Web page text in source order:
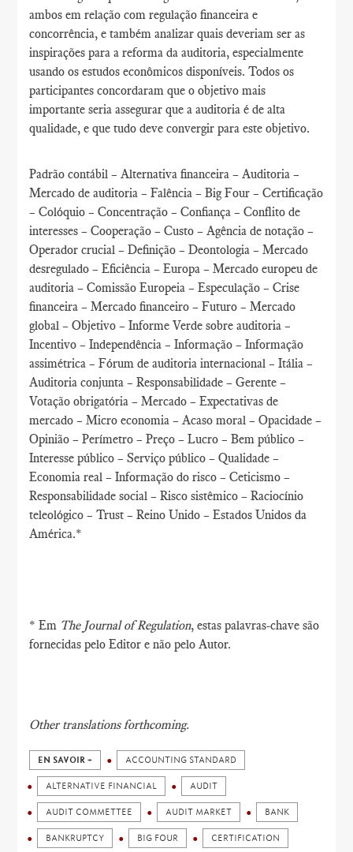
ambos em relação com regulação financeira e
concorrência, e também analizar quais deveriam ser as
inspirações para a reforma da auditoria, especialmente
usando os estudos econômicos disponíveis. Todos os
participantes concordaram que o objetivo mais
importante seria assegurar que a auditoria é de alta
qualidade, e que tudo deve convergir para este objetivo.
Padrão contábil – Alternativa financeira – Auditoria –
Mercado de auditoria – Falência – Big Four – Certificação
– Colóquio – Concentração – Confiança – Conflito de
interesses – Cooperação – Custo – Agência de notação –
Operador crucial – Definição – Deontologia – Mercado
desregulado – Eficiência – Europa – Mercado europeu de
auditoria – Comissão Europeia – Especulação – Crise
financeira – Mercado financeiro – Futuro – Mercado
global – Objetivo – Informe Verde sobre auditoria –
Incentivo – Independência – Informação – Informação
assimétrica – Fórum de auditoria internacional – Itália –
Auditoria conjunta – Responsabilidade – Gerente –
Votação obrigatória – Mercado – Expectativas de
mercado – Micro economia – Acaso moral – Opacidade –
Opinião – Perímetro – Preço – Lucro – Bem público –
Interesse público – Serviço público – Qualidade –
Economia real – Informação do risco – Ceticismo –
Responsabilidade social – Risco sistêmico – Raciocínio
teleológico – Trust – Reino Unido – Estados Unidos da
América.*
* Em The Journal of Regulation, estas palavras-chave são
fornecidas pelo Editor e não pelo Autor.
Other translations forthcoming.
EN SAVOIR + ACCOUNTING STANDARD
ALTERNATIVE FINANCIAL AUDIT
AUDIT COMMETTEE AUDIT MARKET BANK
BANKRUPTCY BIG FOUR CERTIFICATION